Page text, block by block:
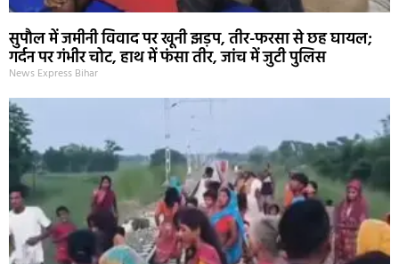
सुपौल में जमीनी विवाद पर खूनी झड़प, तीर-फरसा से छह घायल;
गर्दन पर गंभीर चोट, हाथ में फंसा तीर, जांच में जुटी पुलिस
News Express Bihar